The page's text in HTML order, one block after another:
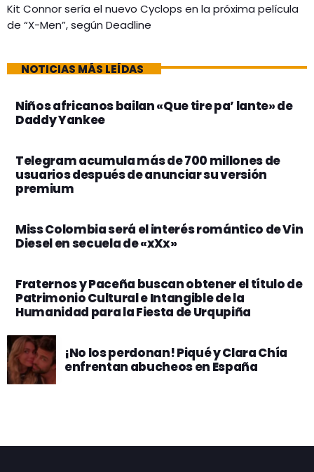
Kit Connor sería el nuevo Cyclops en la próxima película
de “X-Men”, según Deadline
NOTICIAS MÁS LEÍDAS
Niños africanos bailan «Que tire pa’ lante» de
Daddy Yankee
Telegram acumula más de 700 millones de
usuarios después de anunciar su versión
premium
Miss Colombia será el interés romántico de Vin
Diesel en secuela de «xXx»
Fraternos y Paceña buscan obtener el título de
Patrimonio Cultural e Intangible de la
Humanidad para la Fiesta de Urqupiña
¡No los perdonan! Piqué y Clara Chía
enfrentan abucheos en España